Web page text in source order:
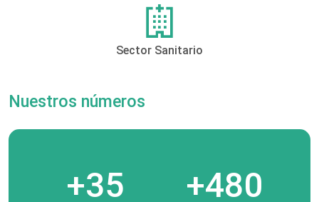
Sector Sanitario
Nuestros números
+35 +480